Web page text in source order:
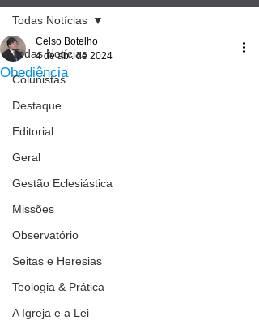
Todas Notícias
Colunistas
Destaque
Editorial
Geral
Gestão Eclesiástica
Missões
Observatório
Seitas e Heresias
Teologia & Prática
A Igreja e a Lei
Todas Notícias
Obediência
Celso Botelho
4 de abr. de 2024